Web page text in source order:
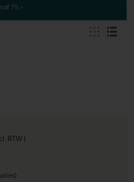
BTW )
75,-